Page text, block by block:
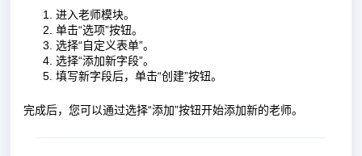
进入老师模块。
单击“选项”按钮。
选择“自定义表单”。
选择“添加新字段”。
填写新字段后，单击“创建”按钮。
完成后，您可以通过选择“添加”按钮开始添加新的老师。